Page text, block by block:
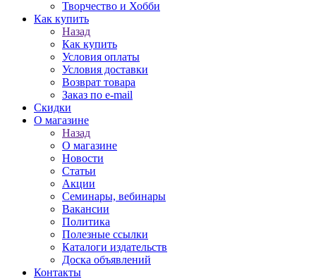
Творчество и Хобби
Как купить
Назад
Как купить
Условия оплаты
Условия доставки
Возврат товара
Заказ по e-mail
Скидки
О магазине
Назад
О магазине
Новости
Статьи
Акции
Семинары, вебинары
Вакансии
Политика
Полезные ссылки
Каталоги издательств
Доска объявлений
Контакты